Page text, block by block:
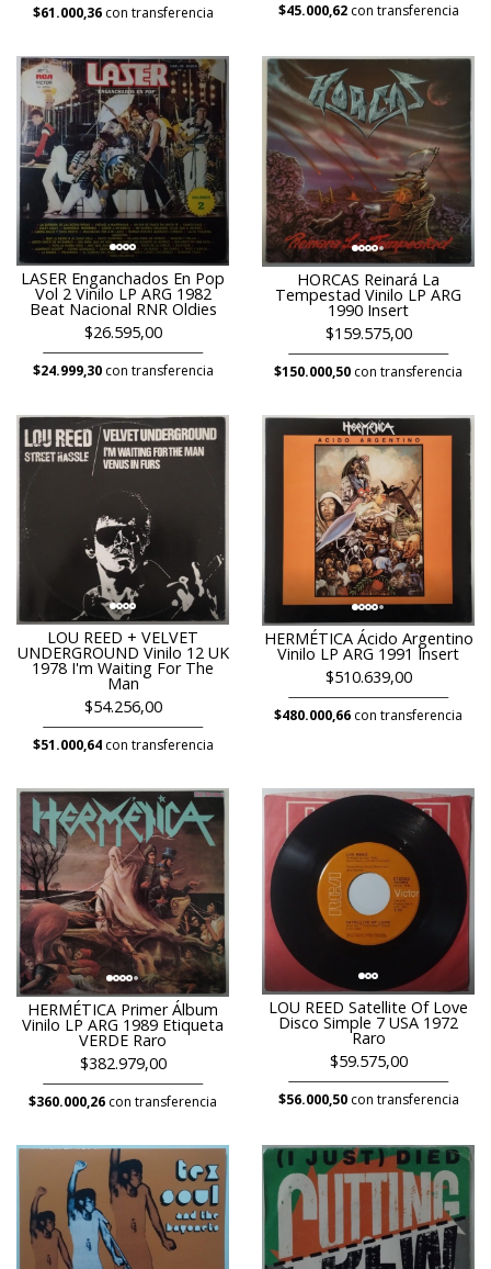
$61.000,36con transferencia $45.000,62con transferencia
LASER Enganchados En Pop
Vol 2 Vinilo LP ARG 1982
Beat Nacional RNR Oldies
$26.595,00
$24.999,30con transferencia
HORCAS Reinará La
Tempestad Vinilo LP ARG
1990 Insert
$159.575,00
$150.000,50 con transferencia
LOU REED + VELVET
UNDERGROUND Vinilo 12 UK
1978 I'm Waiting For The
Man
$54.256,00
$51.000,64con transferencia
HERMÉTICA Ácido Argentino
Vinilo LP ARG 1991 Insert
$510.639,00
$480.000,66 con transferencia
HERMÉTICA Primer Álbum
Vinilo LP ARG 1989 Etiqueta
VERDE Raro
$382.979,00
$360.000,26 con transferencia
LOU REED Satellite Of Love
Disco Simple 7 USA 1972
Raro
$59.575,00
$56.000,50con transferencia